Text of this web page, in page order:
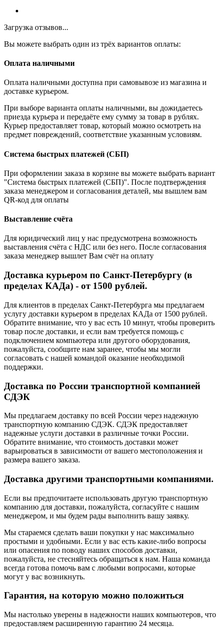
Загрузка отзывов...
Вы можете выбрать один из трёх вариантов оплаты:
Оплата наличными
Оплата наличными доступна при самовывозе из магазина и
доставке курьером.
При выборе варианта оплаты наличными, вы дожидаетесь
приезда курьера и передаёте ему сумму за товар в рублях.
Курьер предоставляет товар, который можно осмотреть на
предмет повреждений, соответствие указанным условиям.
Система быстрых платежей (СБП)
При оформлении заказа в корзине вы можете выбрать вариант
"Система быстрых платежей (СБП)". После подтверждения
заказа менеджером и согласования деталей, мы вышлем вам
QR-код для оплаты
Выставление счёта
Для юридический лиц у нас предусмотрена возможность
выставления счёта с НДС или без него. После согласования
заказа менеджер вышлет Вам счёт на оплату
Доставка курьером по Санкт-Петербургу (в
пределах КАДа) - от 1500 рублей.
Для клиентов в пределах Санкт-Петербурга мы предлагаем
услугу доставки курьером в пределах КАДа от 1500 рублей.
Обратите внимание, что у вас есть 10 минут, чтобы проверить
товар после доставки, и если вам требуется помощь с
подключением компьютера или другого оборудования,
пожалуйста, сообщите нам заранее, чтобы мы могли
согласовать с нашей командой оказание необходимой
поддержки.
Доставка по России транспортной компанией
СДЭК
Мы предлагаем доставку по всей России через надежную
транспортную компанию СДЭК. СДЭК предоставляет
надежные услуги доставки в различные точки России.
Обратите внимание, что стоимость доставки может
варьироваться в зависимости от вашего местоположения и
размера вашего заказа.
Доставка другими транспортными компаниями.
Если вы предпочитаете использовать другую транспортную
компанию для доставки, пожалуйста, согласуйте с нашим
менеджером, и мы будем рады выполнить вашу заявку.
Мы стараемся сделать ваши покупки у нас максимально
простыми и удобными. Если у вас есть какие-либо вопросы
или опасения по поводу наших способов доставки,
пожалуйста, не стесняйтесь обращаться к нам. Наша команда
всегда готова помочь вам с любыми вопросами, которые
могут у вас возникнуть.
Гарантия, на которую можно положиться
Мы настолько уверены в надежности наших компьютеров, что
предоставляем расширенную гарантию 24 месяца.